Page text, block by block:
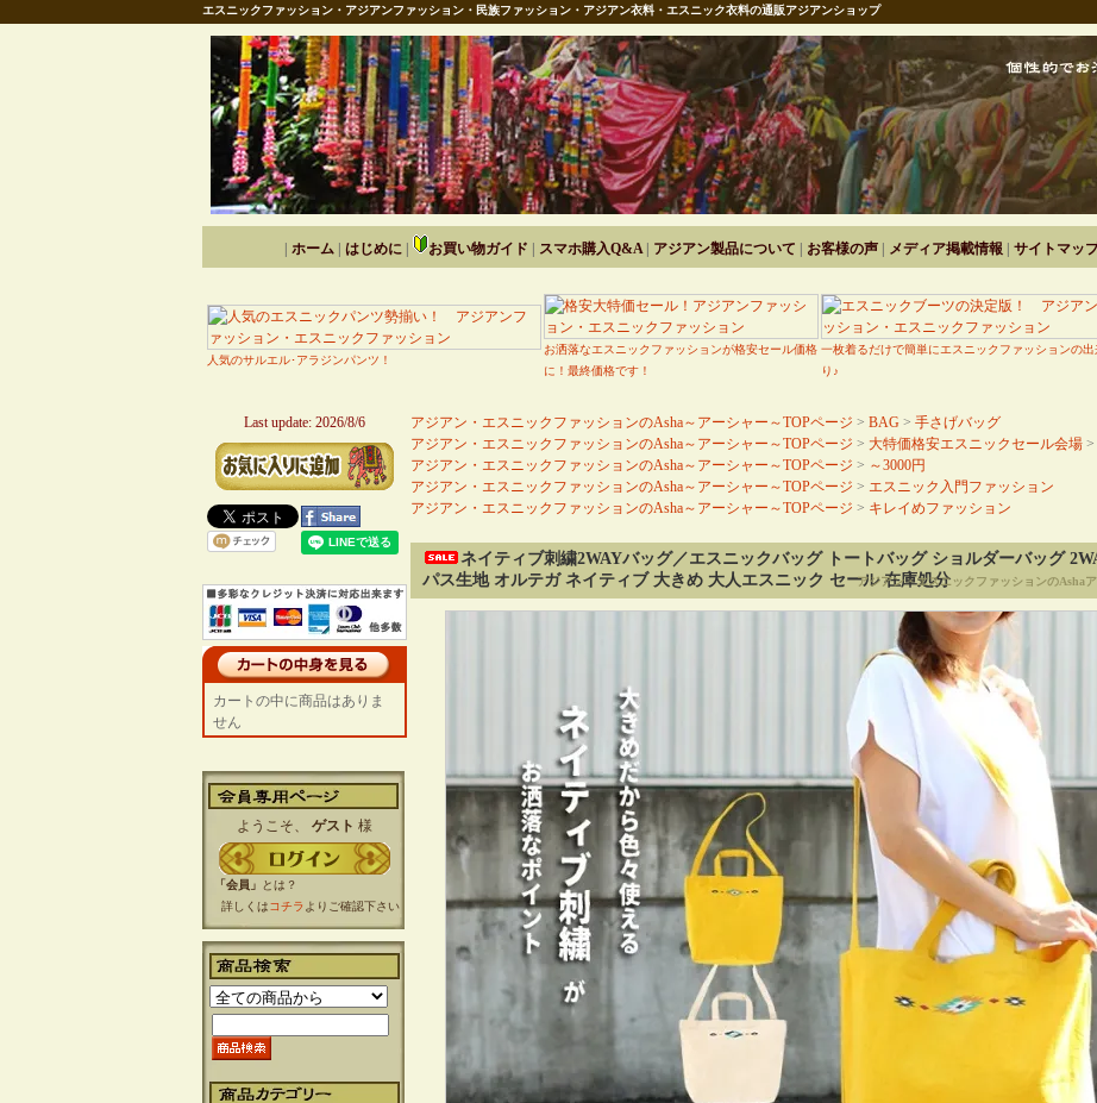
エスニックファッション・アジアンファッション・民族ファッション・アジアン衣料・エスニック衣料の通販アジアンショップ
ホーム| はじめに| お買い物ガイド スマホ購入Q&A| アジアン製品について お客様の声| メディア掲載情報 サイトマッ
人気のサルエル･アラジンパンツ！
お洒落なエスニックファッションが格安セール価格
に！最終価格です！
一枚着るだけで簡単にエスニックファッションの出
り♪
アジアン・エスニックファッションのAsha～アーシャー～TOPページ > BAG> 手さげバッグ
アジアン・エスニックファッションのAsha～アーシャー～TOPページ > 大特価格安エスニックセール会場 >
アジアン・エスニックファッションのAsha～アーシャー～TOPページ > ～3000円
アジアン・エスニックファッションのAsha～アーシャー～TOPページ > エスニック入門ファッション
アジアン・エスニックファッションのAsha～アーシャー～TOPページ > キレイめファッション
ネイティブ刺繍2WAYバッグ／エスニックバッグ トートバッグ ショルダーバッグ
パス生地 オルテガ ネイティブ 大きめ 大人エスニック セール 在庫処分アジアン・エスニックファッションのAsha
Last update: 2026/8/6
カートの中に商品はありま
せん
ようこそ、 ゲスト 様
「会員」
とは？
詳しくはコチラ よりご確認下さい